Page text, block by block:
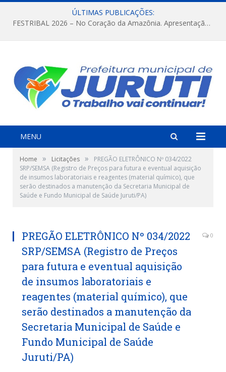
ÚLTIMAS PUBLICAÇÕES:
FESTRIBAL 2026 – No Coração da Amazônia. Apresentação da Munduruku.
MENU
Home » Licitações »
PREGÃO ELETRÔNICO Nº 034/2022
SRP/SEMSA (Registro de Preços para futura e eventual aquisição
de insumos laboratoriais e reagentes (material químico), que
serão destinados a manutenção da Secretaria Municipal de
Saúde e Fundo Municipal de Saúde Juruti/PA)
PREGÃO ELETRÔNICO Nº 034/2022
SRP/SEMSA (Registro de Preços
para futura e eventual aquisição
de insumos laboratoriais e
reagentes (material químico), que
serão destinados a manutenção da
Secretaria Municipal de Saúde e
Fundo Municipal de Saúde
Juruti/PA)
0